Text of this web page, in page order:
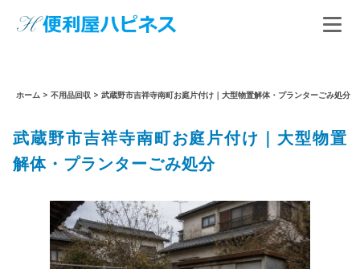
ホーム > 不用品回収 > 武蔵野市吉祥寺南町お庭片付け｜大型物置解体・プランターごみ処分
武蔵野市吉祥寺南町お庭片付け｜大型物置
解体・プランターごみ処分